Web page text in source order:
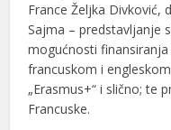
France Željka Divković,
Sajma – predstavljanje
mogućnosti
francuskom i
„Erasmus+“ i slično; te
Francuske.